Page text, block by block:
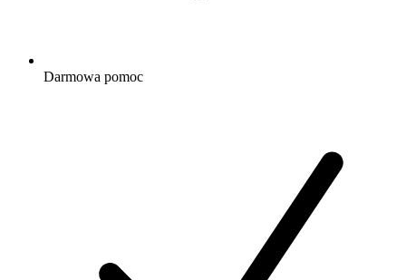
Darmowa pomoc